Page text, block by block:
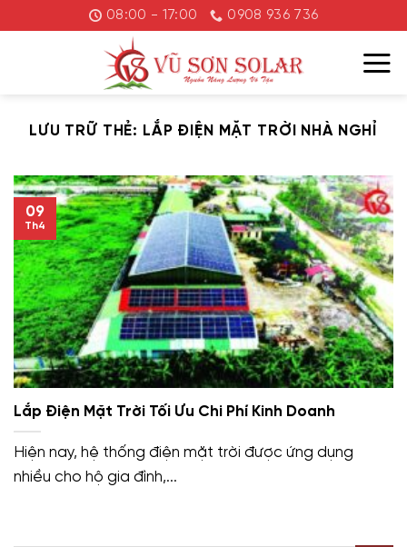
đến
08:00 - 17:00 0908 936 736
LƯU TRỮ THẺ: LẮP ĐIỆN MẶT TRỜI NHÀ NGHỈ
Lắp Điện Mặt Trời Tối Ưu Chi Phí Kinh Doanh
Hiện nay, hệ thống điện mặt trời được ứng dụng
nhiều cho hộ gia đình,...
09
Th4